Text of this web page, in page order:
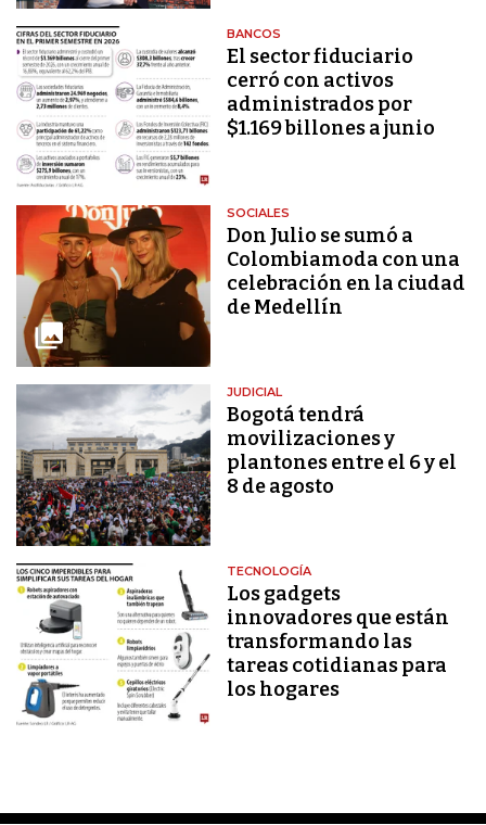
BANCOS
El sector fiduciario
cerró con activos
administrados por
$1.169 billones a junio
SOCIALES
Don Julio se sumó a
Colombiamoda con una
celebración en la ciudad
de Medellín
JUDICIAL
Bogotá tendrá
movilizaciones y
plantones entre el 6 y el
8 de agosto
TECNOLOGÍA
Los gadgets
innovadores que están
transformando las
tareas cotidianas para
los hogares